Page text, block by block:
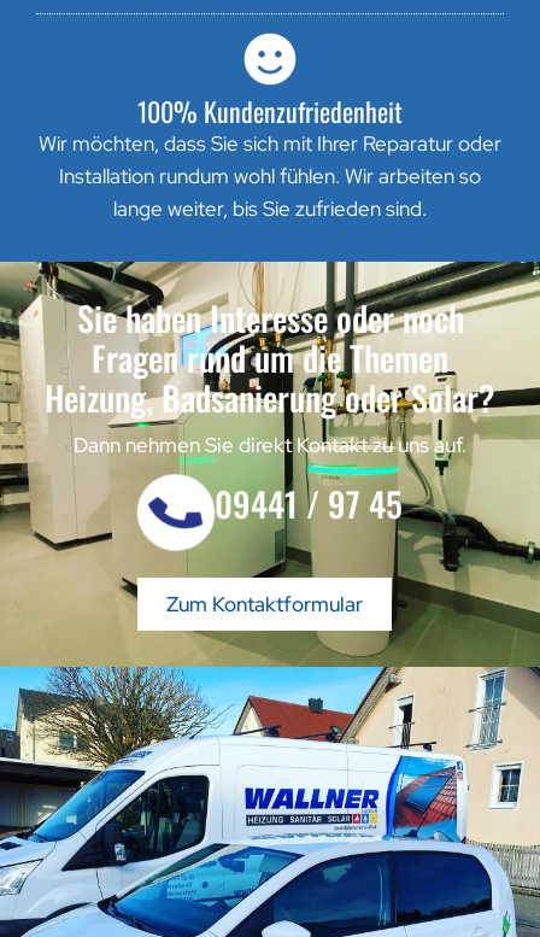
100% Kundenzufriedenheit
Wir möchten, dass Sie sich mit Ihrer Reparatur oder
Installation rundum wohl fühlen. Wir arbeiten so
lange weiter, bis Sie zufrieden sind.
Sie haben Interesse oder noch
Fragen rund um die Themen
Heizung, Badsanierung oder Solar?
Dann nehmen Sie direkt Kontakt zu uns auf.
09441 / 97 45
Zum Kontaktformular